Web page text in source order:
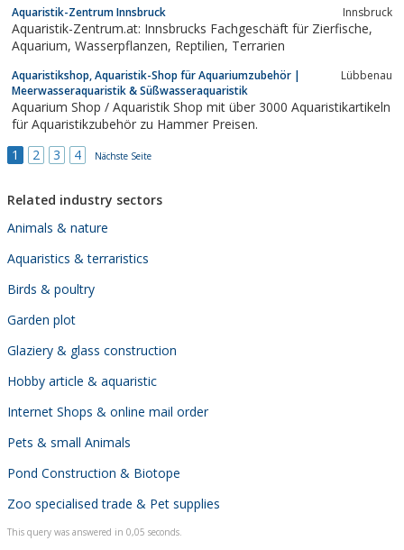
Aquaristik-Zentrum Innsbruck Innsbruck
Aquaristik-Zentrum.at: Innsbrucks Fachgeschäft für Zierfische,
Aquarium, Wasserpflanzen, Reptilien, Terrarien
Aquaristikshop, Aquaristik-Shop für Aquariumzubehör |
Meerwasseraquaristik & Süßwasseraquaristik
Lübbenau
Aquarium Shop / Aquaristik Shop mit über 3000 Aquaristikartikeln
für Aquaristikzubehör zu Hammer Preisen.
1
2 3 4 Nächste Seite
Related industry sectors
Animals & nature
Aquaristics & terraristics
Birds & poultry
Garden plot
Glaziery & glass construction
Hobby article & aquaristic
Internet Shops & online mail order
Pets & small Animals
Pond Construction & Biotope
Zoo specialised trade & Pet supplies
This query was answered in 0,05 seconds.